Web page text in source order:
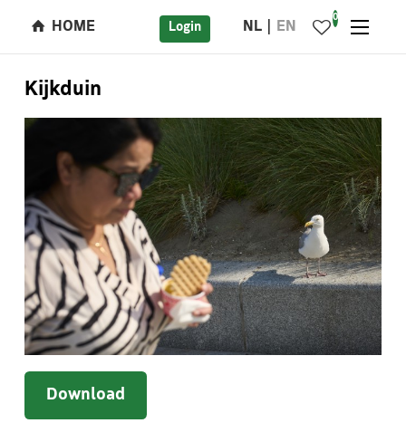
HOME Login NL EN
0
Kijkduin
Download